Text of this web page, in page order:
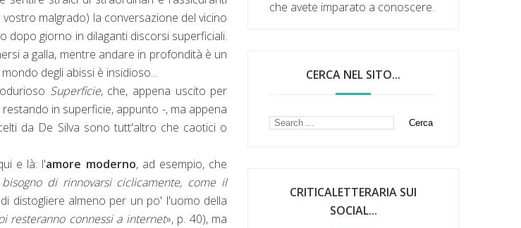
malgrado) la conversazione del vicino
dopo giorno in dilaganti discorsi superficiali.
a galla, mentre andare in profondità è un
degli abissi è insidioso...
Superficie, che, appena uscito per
in superficie, appunto -, ma appena
da De Silva sono tutt'altro che caotici o
e là: l'amore moderno, ad esempio, che
di rinnovarsi ciclicamente, come il
distogliere almeno per un po' l'uomo della
resteranno connessi a internet», p. 40), ma
che avete imparato a conoscere.
CERCA NEL SITO...
CRITICALETTERARIA SUI
SOCIAL...